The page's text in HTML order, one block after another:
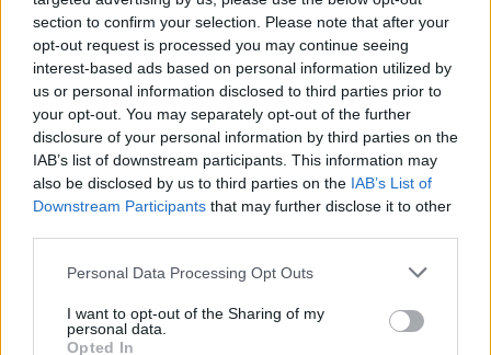
section to confirm your selection. Please note that after your
opt-out request is processed you may continue seeing
interest-based ads based on personal information utilized by
us or personal information disclosed to third parties prior to
your opt-out. You may separately opt-out of the further
disclosure of your personal information by third parties on the
IAB’s list of downstream participants. This information may
also be disclosed by us to third parties on the IAB’s List of
Downstream Participants that may further disclose it to other
Please note that this website/app uses one or more Google
not limited to your visit or usage behaviour. You may click to
grant or deny consent to Google and its third-party tags to
Personal Data Processing Opt Outs
I want to opt-out of the Sharing of my
personal data.
Opted In